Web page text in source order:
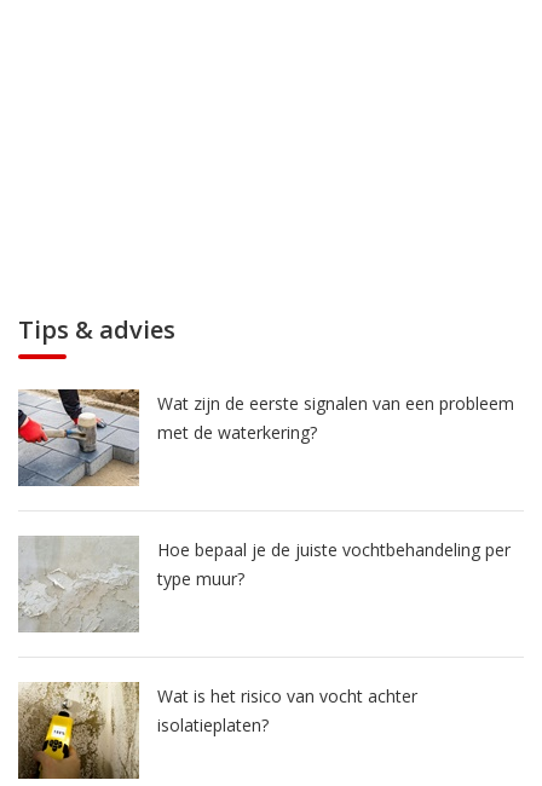
Tips & advies
Wat zijn de eerste signalen van een probleem
met de waterkering?
Hoe bepaal je de juiste vochtbehandeling per
type muur?
Wat is het risico van vocht achter
isolatieplaten?